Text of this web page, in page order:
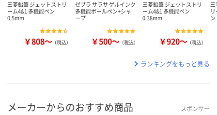
三菱鉛筆 ジェットストリ
ーム4&1 多機能ペン
0.5mm
￥808～ （税込）
ゼブラ サラサ ゲルインク
多機能ボールペン+シャ
ープ
￥500～ （税込）
三菱鉛筆 ジェットストリ
ーム4&1 多機能ペン
0.38mm
￥920～ （税込）
ランキングをもっと見る
メーカーからのおすすめ商品 スポンサー